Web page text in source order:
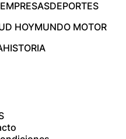
EMPRESASDEPORTES
HOYMUNDO MOTOR
HISTORIA